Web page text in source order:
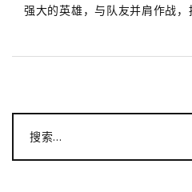
强大的英雄，与队友并肩作战，
搜索...